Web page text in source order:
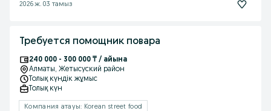
2026 ж. 03 тамыз
Требуется помощник повара
240 000 - 300 000 ₸ / айына
Алматы, Жетысуский район
Толық күндік жұмыс
Толық күн
Компания атауы: Korean street food